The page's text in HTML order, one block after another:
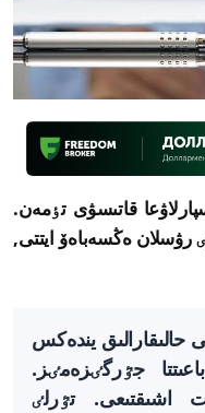
قاتىسۋى تٶمەن.
رۋسلان ەڭسەباەۆ ايتتى,
حالىقارالىق يندەكس
جٷرگٸزەمٸز.
تٷرلٸ